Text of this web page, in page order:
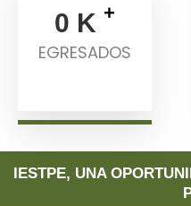
0 K +
EGRESADOS
IESTPE, UNA